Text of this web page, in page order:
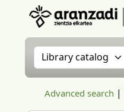
Search the
Advanced search